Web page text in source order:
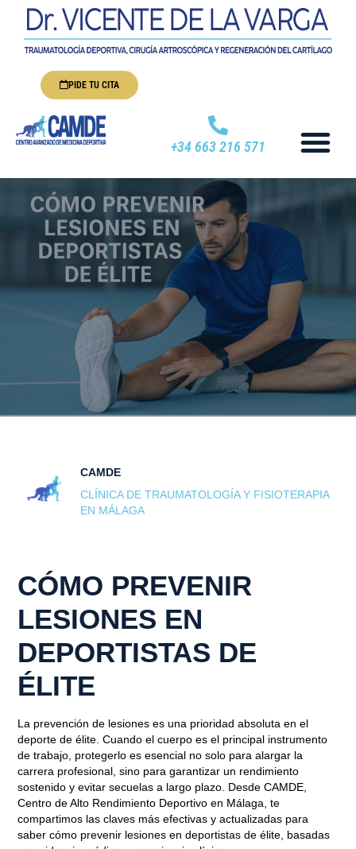
PIDE TU CITA
+34 663 216 571
CAMDE
CLÍNICA DE TRAUMATOLOGÍA Y FISIOTERAPIA
EN MÁLAGA
CÓMO PREVENIR
LESIONES EN
DEPORTISTAS DE
ÉLITE
La prevención de lesiones es una prioridad absoluta en el
deporte de élite. Cuando el cuerpo es el principal instrumento
de trabajo, protegerlo es esencial no solo para alargar la
carrera profesional, sino para garantizar un rendimiento
sostenido y evitar secuelas a largo plazo. Desde CAMDE,
Centro de Alto Rendimiento Deportivo en Málaga, te
compartimos las claves más efectivas y actualizadas para
sabercómo prevenir lesiones en deportistas de élite , basadas